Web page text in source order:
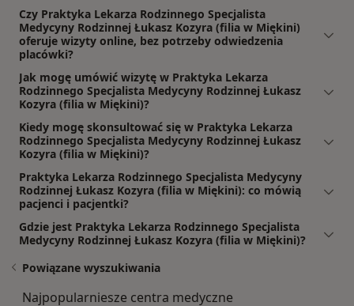
Czy Praktyka Lekarza Rodzinnego Specjalista
Medycyny Rodzinnej Łukasz Kozyra (filia w Miękini)
oferuje wizyty online, bez potrzeby odwiedzenia
placówki?
Jak mogę umówić wizytę w Praktyka Lekarza
Rodzinnego Specjalista Medycyny Rodzinnej Łukasz
Kozyra (filia w Miękini)?
Kiedy mogę skonsultować się w Praktyka Lekarza
Rodzinnego Specjalista Medycyny Rodzinnej Łukasz
Kozyra (filia w Miękini)?
Praktyka Lekarza Rodzinnego Specjalista Medycyny
Rodzinnej Łukasz Kozyra (filia w Miękini): co mówią
pacjenci i pacjentki?
Gdzie jest Praktyka Lekarza Rodzinnego Specjalista
Medycyny Rodzinnej Łukasz Kozyra (filia w Miękini)?
Powiązane wyszukiwania
Najpopularniesze centra medyczne